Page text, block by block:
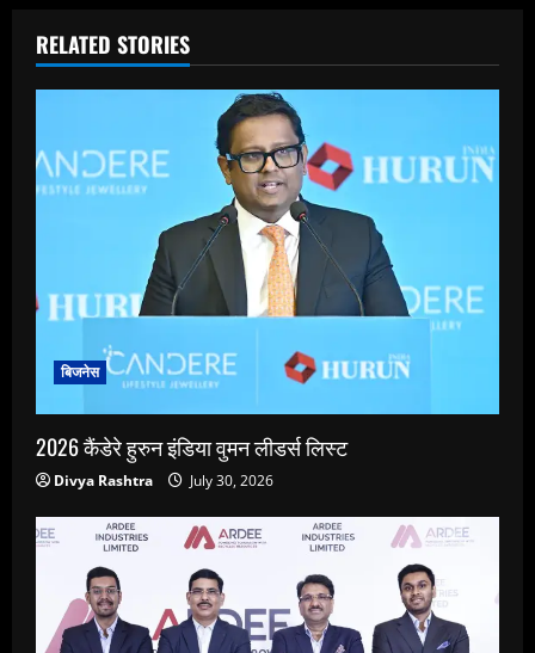
RELATED STORIES
बिजनेस
2026 कैंडेरे हुरुन इंडिया वुमन लीडर्स लिस्ट
Divya Rashtra July 30, 2026